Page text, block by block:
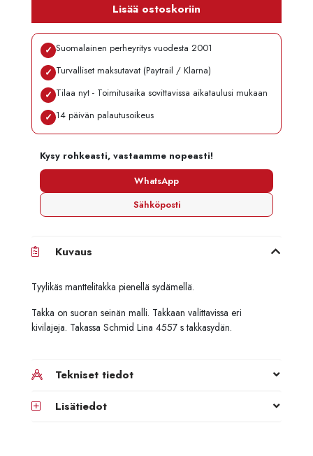
Lisää ostoskoriin
✓ Suomalainen perheyritys vuodesta 2001
✓ Turvalliset maksutavat (Paytrail / Klarna)
✓ Tilaa nyt - Toimitusaika sovittavissa aikataulusi mukaan
✓ 14 päivän palautusoikeus
Kysy rohkeasti, vastaamme nopeasti!
WhatsApp
Sähköposti
Kuvaus
Tyylikäs manttelitakka pienellä sydämellä.
Takka on suoran seinän malli. Takkaan valittavissa eri
kivilajeja. Takassa Schmid Lina 4557 s takkasydän.
Tekniset tiedot
Lisätiedot